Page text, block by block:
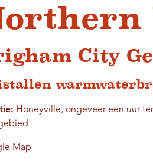
City
Honeyville, ongeveer een uur
Map